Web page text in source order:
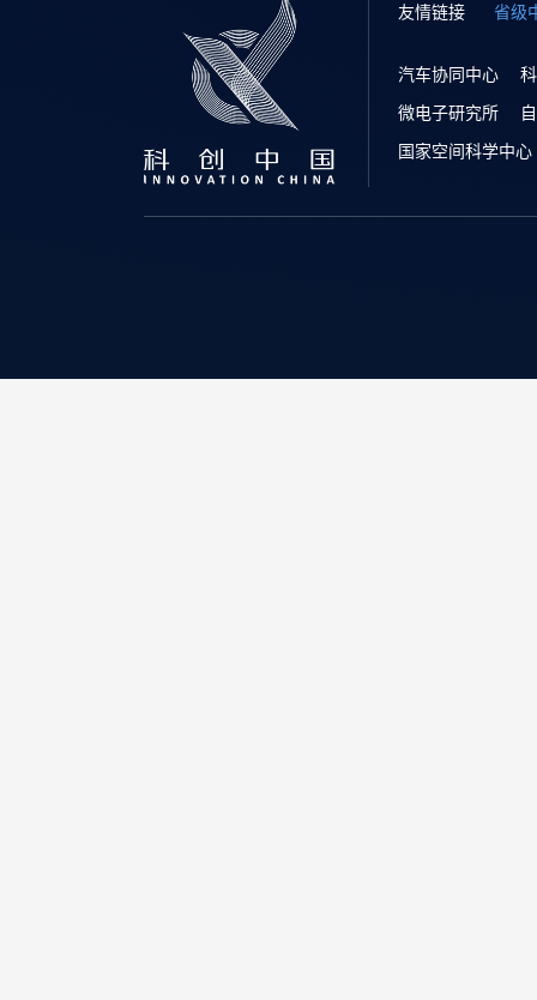
友情链接 省级
汽车协同中心
微电子研究所
国家空间科学中心